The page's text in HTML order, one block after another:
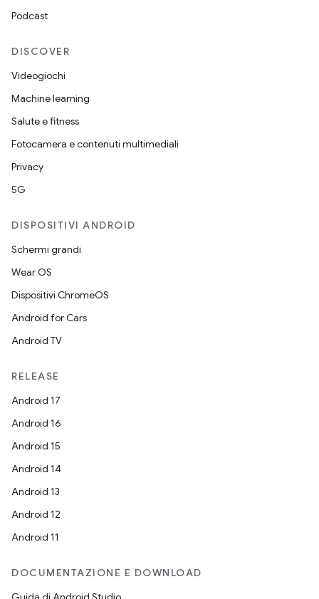
Podcast
DISCOVER
Videogiochi
Machine learning
Salute e fitness
Fotocamera e contenuti multimediali
Privacy
5G
DISPOSITIVI ANDROID
Schermi grandi
Wear OS
Dispositivi ChromeOS
Android for Cars
Android TV
RELEASE
Android 17
Android 16
Android 15
Android 14
Android 13
Android 12
Android 11
DOCUMENTAZIONE E DOWNLOAD